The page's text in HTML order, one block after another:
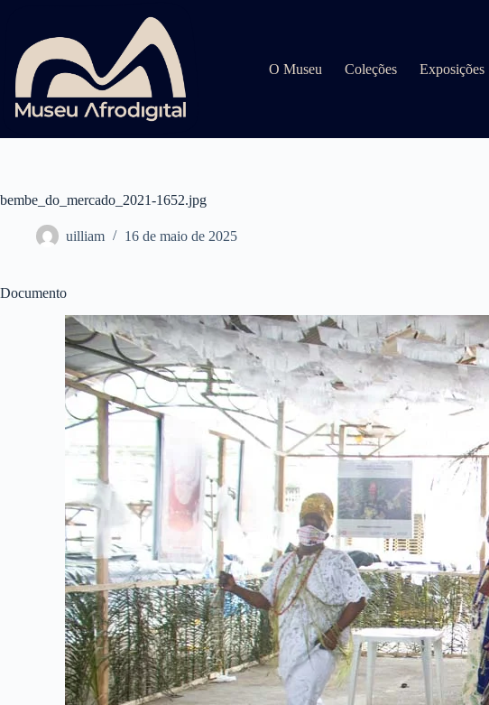
conteúdo
O Museu
Coleções Exposições
bembe_do_mercado_2021-1652.jpg
uilliam 16 de maio de 2025
Documento